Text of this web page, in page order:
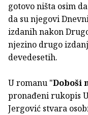
gotovo ništa osim
da su njegovi
izdanih nakon
njezino drugo
devedesetih.
U romanu "Doboši
pronađeni rukopis
Jergović stvara